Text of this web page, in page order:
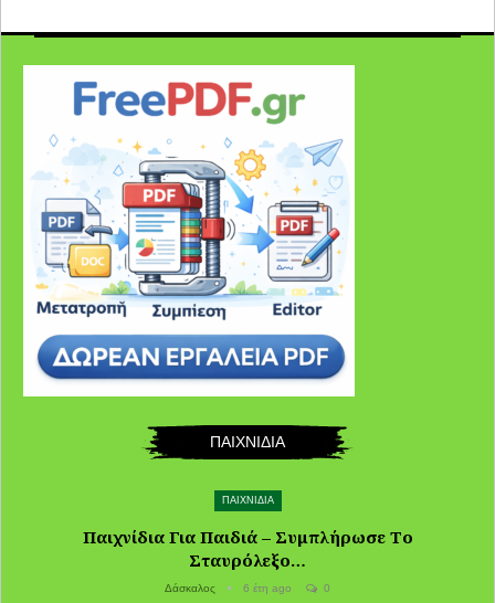
ΠΑΙΧΝΙΔΙΑ
ΠΑΙΧΝΙΔΙΑ
Παιχνίδια Για Παιδιά – Συμπλήρωσε Το
Σταυρόλεξο…
Δάσκαλος 6 έτη ago 0